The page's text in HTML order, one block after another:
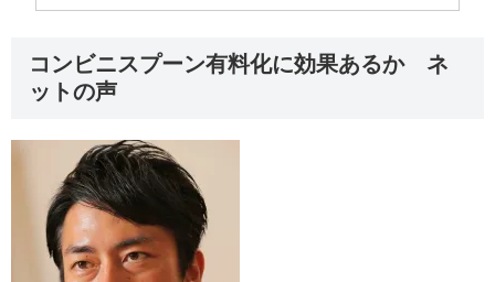
コンビニスプーン有料化に効果あるか ネ
ットの声